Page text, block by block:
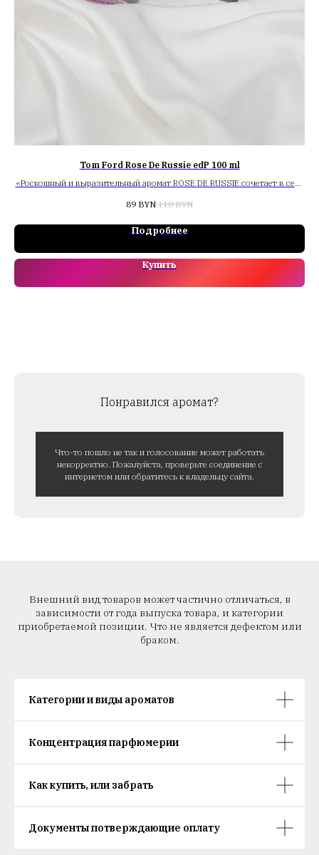
Tom Ford Rose De Russie edP 100 ml
«Роскошный и выразительный аромат ROSE DE RUSSIE сочетает в себе
89 BYN 110 BYN
Подробнее
Купить
Понравился аромат?
Что-то пошло не так и голосование может работать
некорректно. Пожалуйста, проверьте соединение с
интернетом или обратитесь к владельцу сайта.
Внешний вид товаров может частично отличаться, в
зависимости от года выпуска товара, и категории
приобретаемой позиции. Что не является дефектом или
браком.
Категории и виды ароматов
Концентрация парфюмерии
Как купить, или забрать
Документы потверждающие оплату